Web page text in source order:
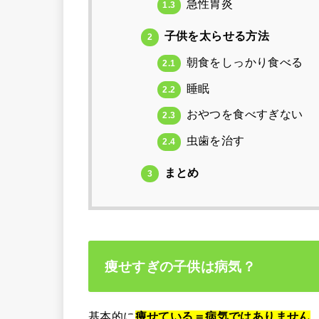
1.3 急性胃炎
2 子供を太らせる方法
2.1 朝食をしっかり食べる
2.2 睡眠
2.3 おやつを食べすぎない
2.4 虫歯を治す
3 まとめ
痩せすぎの子供は病気？
基本的に